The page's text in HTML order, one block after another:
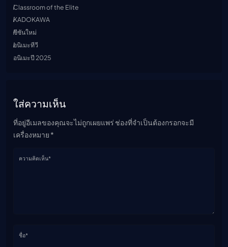
Classroom of the Elite
KADOKAWA
ซีซันใหม่
อนิเมะทีวี
อนิเมะปี 2025
ใส่ความเห็น
ที่อยู่อีเมลของคุณจะไม่ถูกเผยแพร่ ช่องที่จำเป็นต้องกรอกจะมี
เครื่องหมาย *
ความคิดเห็น*
ชื่อ*